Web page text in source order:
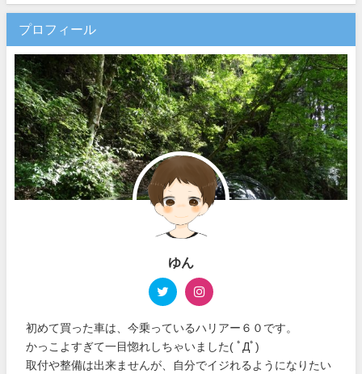
プロフィール
ゆん
初めて買った車は、今乗っているハリアー６０です。
かっこよすぎて一目惚れしちゃいました( ﾟДﾟ)
取付や整備は出来ませんが、自分でイジれるようになりたい